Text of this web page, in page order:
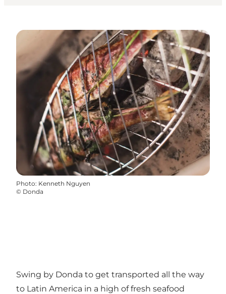
Photo: Kenneth Nguyen
© Donda
Swing by Donda to get transported all the way
to Latin America in a high of fresh seafood